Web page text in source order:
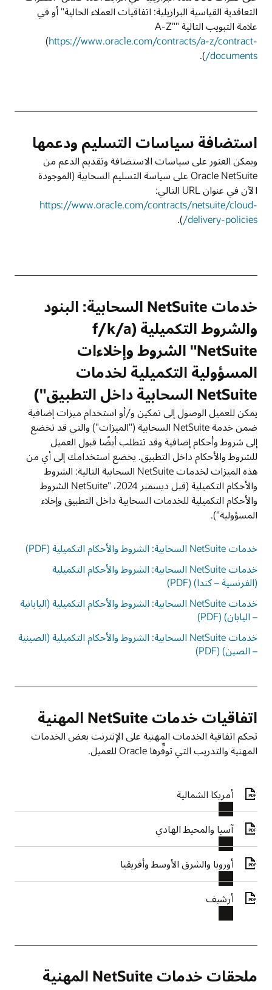
التعاقدية القياسية البرازيلية: اتفاقيات العملاء الحالية" أو في
علامة التبويب التالية "A-Z"
(https://www.oracle.com/contracts/a-z/contract-
documents/
).
استضافة سياسات التسليم ودعمها
ويمكن العثور على سياسات الاستضافة وتقديم الدعم من
Oracle NetSuite على سياسة التسليم السحابية (الموجودة
الآن في عنوان URL التالي:
https://www.oracle.com/contracts/netsuite/cloud-
delivery-policies/
).
خدمات NetSuite السحابية: البنود
والشروط التكميلية (f/k/a
"NetSuite الشروط وإخلاءات
المسؤولية التكميلية لخدمات
NetSuite السحابية داخل التطبيق")
يمكن للعميل الوصول إلى تمكين و/أو استخدام ميزات إضافية
ضمن خدمة NetSuite السحابية ("الميزات") والتي قد تخضع
إلى شروط وأحكام إضافية وقد تتطلب أيضًا قبول العميل
للشروط والأحكام داخل التطبيق. يخضع استخدامك إلى أي من
هذه الميزات لخدمات NetSuite السحابية التالية: الشروط
والأحكام التكميلية (قبل ديسمبر 2024، "NetSuite الشروط
والأحكام التكميلية للخدمات السحابية داخل التطبيق وإخلاء
المسؤولية").
خدمات NetSuite السحابية: الشروط والأحكام التكميلية (PDF)
خدمات NetSuite السحابية: الشروط والأحكام التكميلية
(الفرنسية – كندا) (PDF)
خدمات NetSuite السحابية: الشروط والأحكام التكميلية (اليابانية
– اليابان) (PDF)
خدمات NetSuite السحابية: الشروط والأحكام التكميلية (الصينية
– الصين) (PDF)
اتفاقيات خدمات NetSuite المهنية
تحكم اتفاقية الخدمات المهنية على الإنترنت بعض الخدمات
المهنية والتدريب التي توفِّرها Oracle للعميل.
أمريكا الشمالية
آسيا والمحيط الهادي
أوروبا والشرق الأوسط وأفريقيا
أرشيف
ملحقات خدمات NetSuite المهنية